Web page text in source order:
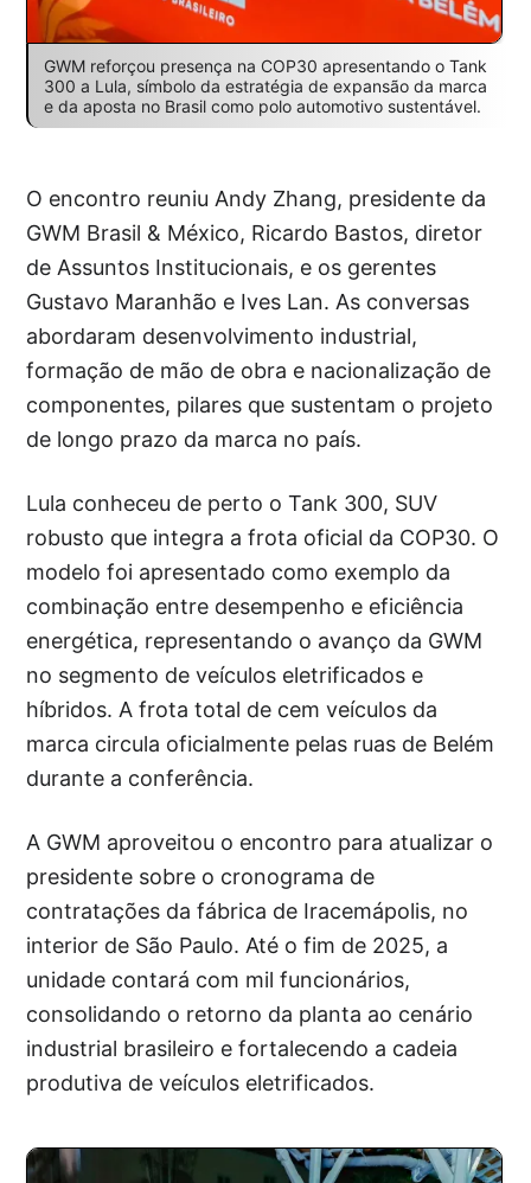
GWM reforçou presença na COP30 apresentando o Tank
300 a Lula, símbolo da estratégia de expansão da marca
e da aposta no Brasil como polo automotivo sustentável.
O encontro reuniu Andy Zhang, presidente da
GWM Brasil & México, Ricardo Bastos, diretor
de Assuntos Institucionais, e os gerentes
Gustavo Maranhão e Ives Lan. As conversas
abordaram desenvolvimento industrial,
formação de mão de obra e nacionalização de
componentes, pilares que sustentam o projeto
de longo prazo da marca no país.
Lula conheceu de perto o Tank 300, SUV
robusto que integra a frota oficial da COP30. O
modelo foi apresentado como exemplo da
combinação entre desempenho e eficiência
energética, representando o avanço da GWM
no segmento de veículos eletrificados e
híbridos. A frota total de cem veículos da
marca circula oficialmente pelas ruas de Belém
durante a conferência.
A GWM aproveitou o encontro para atualizar o
presidente sobre o cronograma de
contratações da fábrica de Iracemápolis, no
interior de São Paulo. Até o fim de 2025, a
unidade contará com mil funcionários,
consolidando o retorno da planta ao cenário
industrial brasileiro e fortalecendo a cadeia
produtiva de veículos eletrificados.